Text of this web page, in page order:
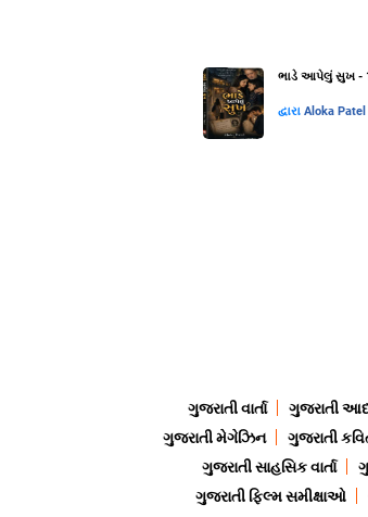
ભાડે આપેલું સુખ -
દ્વારા Aloka Patel
ગુજરાતી વાર્તા ગુજરાતી
ગુજરાતી મેગેઝિન
ગુજરાતી
ગુજરાતી સાહસિક વાર્તા
ગુજરાતી ફિલ્મ સમીક્ષાઓ